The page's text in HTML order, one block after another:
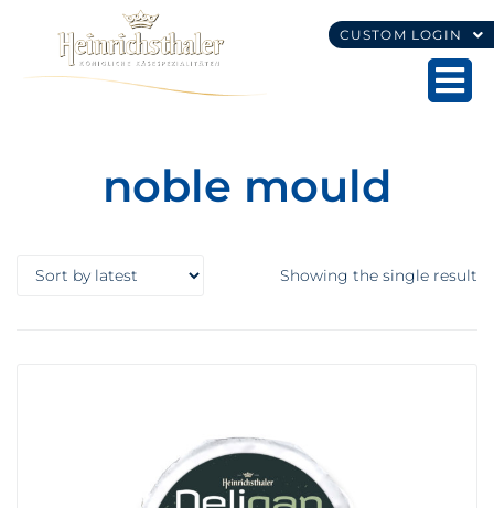
CUSTOM LOGIN
noble mould
Showing the single result